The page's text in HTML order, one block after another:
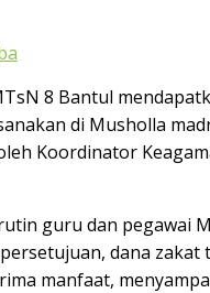
8 Bantul
di Musholla
Koordinator
guru dan pegawai
dana
manfaat,